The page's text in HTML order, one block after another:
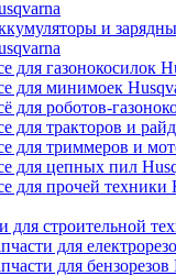
и
для газонокосилок
для минимоек
для роботов-
для тракторов и
для триммеров и
для цепных пил
для прочей техники
для строительной
для
для бензорезов